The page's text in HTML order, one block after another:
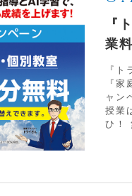
『
業
『
『
ャン
授業
ひ！